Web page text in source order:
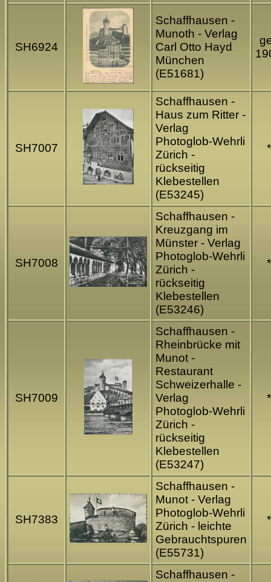
SH6924
Schaffhausen -
Munoth - Verlag
Carl Otto Hayd
München
(E51681)
SH7007
Schaffhausen -
Haus zum Ritter -
Verlag
Photoglob-Wehrli
Zürich -
rückseitig
Klebestellen
(E53245)
*
SH7008
Schaffhausen -
Kreuzgang im
Münster - Verlag
Photoglob-Wehrli
Zürich -
rückseitig
Klebestellen
(E53246)
*
SH7009
Schaffhausen -
Rheinbrücke mit
Munot -
Restaurant
Schweizerhalle -
Verlag
Photoglob-Wehrli
Zürich -
rückseitig
Klebestellen
(E53247)
*
SH7383
Schaffhausen -
Munot - Verlag
Photoglob-Wehrli
Zürich - leichte
Gebrauchtspuren
(E55731)
*
Schaffhausen -